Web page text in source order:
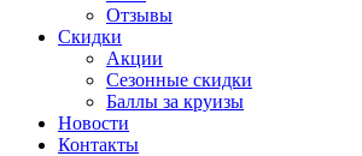
Отзывы
Скидки
Акции
Сезонные скидки
Баллы за круизы
Новости
Контакты